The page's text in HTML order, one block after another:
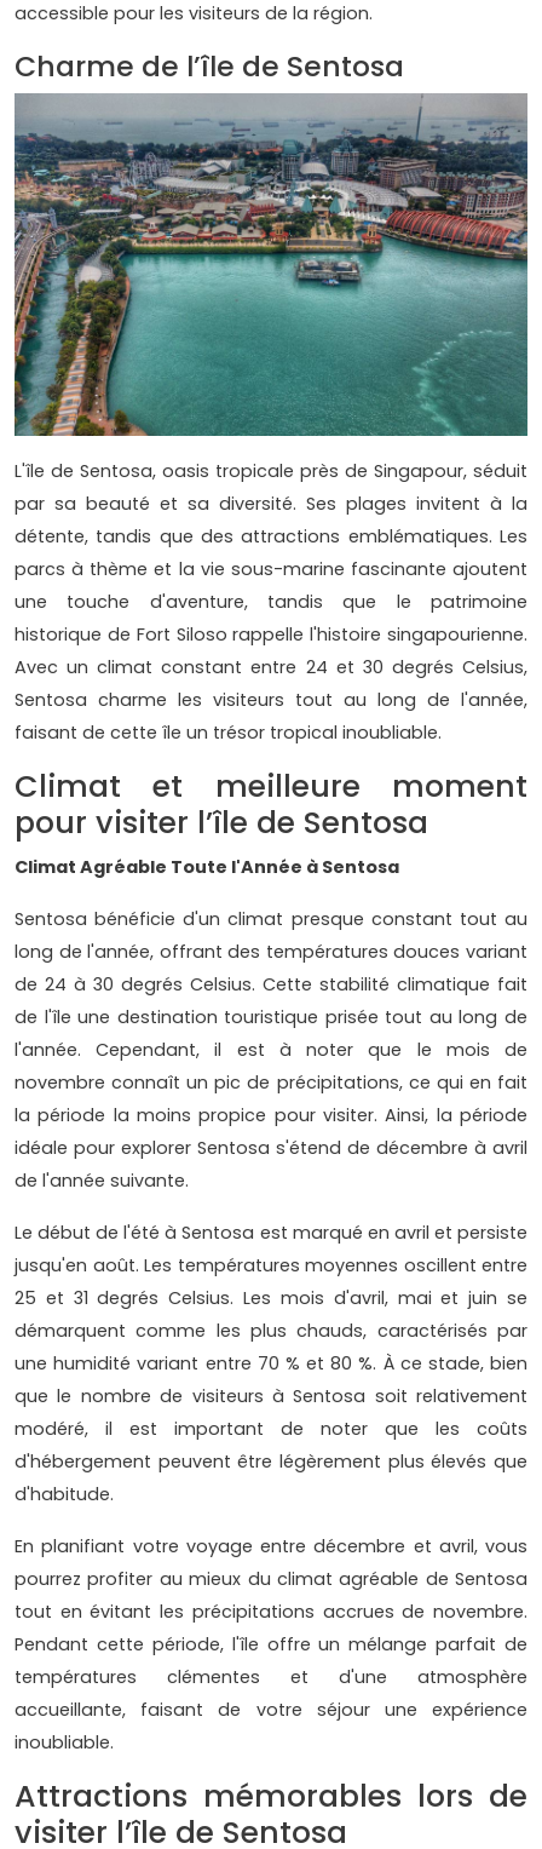
accessible pour les visiteurs de la région.
Charme de l’île de Sentosa
L'île de Sentosa, oasis tropicale près de Singapour, séduit
par sa beauté et sa diversité. Ses plages invitent à la
détente, tandis que des attractions emblématiques. Les
parcs à thème et la vie sous-marine fascinante ajoutent
une touche d'aventure, tandis que le patrimoine
historique de Fort Siloso rappelle l'histoire singapourienne.
Avec un climat constant entre 24 et 30 degrés Celsius,
Sentosa charme les visiteurs tout au long de l'année,
faisant de cette île un trésor tropical inoubliable.
Climat et meilleure moment
pour visiter l’île de Sentosa
Climat Agréable Toute l'Année à Sentosa
Sentosa bénéficie d'un climat presque constant tout au
long de l'année, offrant des températures douces variant
de 24 à 30 degrés Celsius. Cette stabilité climatique fait
de l'île une destination touristique prisée tout au long de
l'année. Cependant, il est à noter que le mois de
novembre connaît un pic de précipitations, ce qui en fait
la période la moins propice pour visiter. Ainsi, la période
idéale pour explorer Sentosa s'étend de décembre à avril
de l'année suivante.
Le début de l'été à Sentosa est marqué en avril et persiste
jusqu'en août. Les températures moyennes oscillent entre
25 et 31 degrés Celsius. Les mois d'avril, mai et juin se
démarquent comme les plus chauds, caractérisés par
une humidité variant entre 70 % et 80 %. À ce stade, bien
que le nombre de visiteurs à Sentosa soit relativement
modéré, il est important de noter que les coûts
d'hébergement peuvent être légèrement plus élevés que
d'habitude.
En planifiant votre voyage entre décembre et avril, vous
pourrez profiter au mieux du climat agréable de Sentosa
tout en évitant les précipitations accrues de novembre.
Pendant cette période, l'île offre un mélange parfait de
températures clémentes et d'une atmosphère
accueillante, faisant de votre séjour une expérience
inoubliable.
Attractions mémorables lors de
visiter l’île de Sentosa